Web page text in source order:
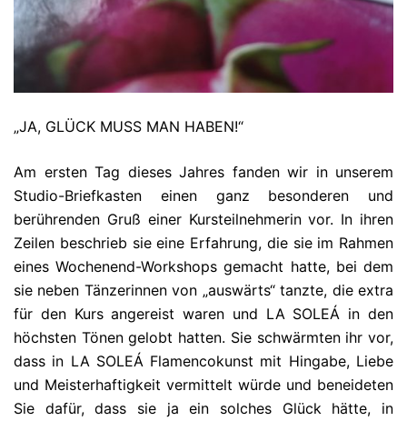
„JA, GLÜCK MUSS MAN HABEN!“
Am ersten Tag dieses Jahres fanden wir in unserem
Studio-Briefkasten einen ganz besonderen und
berührenden Gruß einer Kursteilnehmerin vor. In ihren
Zeilen beschrieb sie eine Erfahrung, die sie im Rahmen
eines Wochenend-Workshops gemacht hatte, bei dem
sie neben Tänzerinnen von „auswärts“ tanzte, die extra
für den Kurs angereist waren und LA SOLEÁ in den
höchsten Tönen gelobt hatten. Sie schwärmten ihr vor,
dass in LA SOLEÁ Flamencokunst mit Hingabe, Liebe
und Meisterhaftigkeit vermittelt würde und beneideten
Sie dafür, dass sie ja ein solches Glück hätte, in